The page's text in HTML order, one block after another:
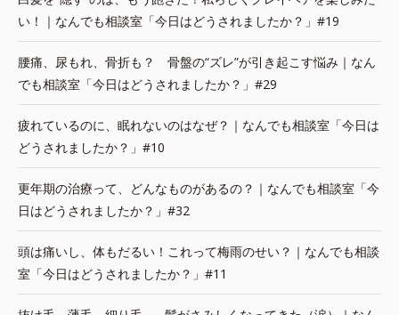
い！｜なんでも相談室「今日はどうされましたか？」#19
腰痛、尿もれ、骨折も？ 骨盤の“ズレ”が引き起こす悩み｜なん
でも相談室「今日はどうされましたか？」#29
疲れているのに、眠れないのはなぜ？｜なんでも相談室「今日は
どうされましたか？」#10
更年期の治療って、どんなものがあるの？｜なんでも相談室「今
日はどうされましたか？」#32
頭は痛いし、体もだるい！これって梅雨のせい？｜なんでも相談
室「今日はどうされましたか？」#11